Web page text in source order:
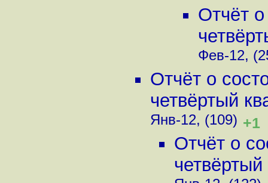
Отчёт
Фев-12,
Отчёт о
четвёртый
Янв-12, (109) +1
Отчёт о